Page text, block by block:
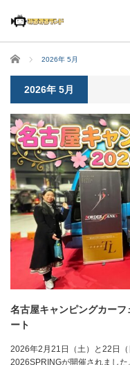
ホーム 2026年 5月
2026年 5月
名古屋キャンピングカー
ート
2026年2月21日（土）と22日
2026SPRINGが開催されまし